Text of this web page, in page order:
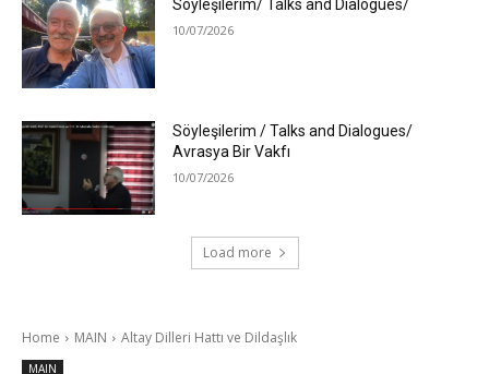
Söyleşilerim/ Talks and Dialogues/
10/07/2026
Söyleşilerim / Talks and Dialogues/
Avrasya Bir Vakfı
10/07/2026
Load more